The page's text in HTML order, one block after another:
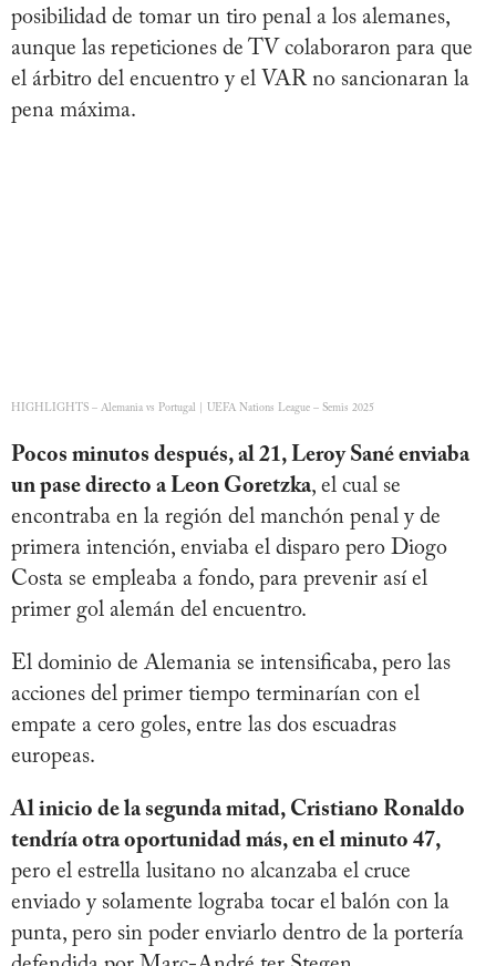
posibilidad de tomar un tiro penal a los alemanes,
aunque las repeticiones de TV colaboraron para que
el árbitro del encuentro y el VAR no sancionaran la
pena máxima.
HIGHLIGHTS – Alemania vs Portugal | UEFA Nations League – Semis 2025
Pocos minutos después, al 21, Leroy Sané enviaba
un pase directo a Leon Goretzka, el cual se
encontraba en la región del manchón penal y de
primera intención, enviaba el disparo pero Diogo
Costa se empleaba a fondo, para prevenir así el
primer gol alemán del encuentro.
El dominio de Alemania se intensificaba, pero las
acciones del primer tiempo terminarían con el
empate a cero goles, entre las dos escuadras
europeas.
Al inicio de la segunda mitad, Cristiano Ronaldo
tendría otra oportunidad más, en el minuto 47,
pero el estrella lusitano no alcanzaba el cruce
enviado y solamente lograba tocar el balón con la
punta, pero sin poder enviarlo dentro de la portería